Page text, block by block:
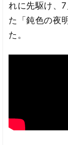
れに先駆け、
た「鈍色の夜
た。